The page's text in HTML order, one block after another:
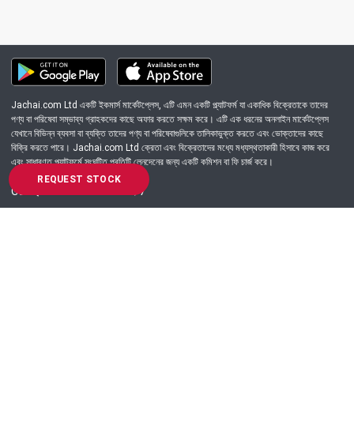
REQUEST STOCK
Jachai.com Ltd একটি ইকমার্স মার্কেটপ্লেস, এটি এমন একটি প্ল্যাটফর্ম যা একাধিক বিক্রেতাকে তাদের
পণ্য বা পরিষেবা সম্ভাব্য গ্রাহকদের কাছে অফার করতে সক্ষম করে। এটি এক ধরনের অনলাইন মার্কেটপ্লেস
যেখানে বিভিন্ন ব্যবসা বা ব্যক্তি তাদের পণ্য বা পরিষেবাগুলিকে তালিকাভুক্ত করতে এবং ভোক্তাদের কাছে
বিক্রি করতে পারে। Jachai.com Ltd ক্রেতা এবং বিক্রেতাদের মধ্যে মধ্যস্থতাকারী হিসাবে কাজ করে
এবং সাধারণত প্ল্যাটফর্মে সংঘটিত প্রতিটি লেনদেনের জন্য একটি কমিশন বা ফি চার্জ করে।
Got Question? Call us 24/7